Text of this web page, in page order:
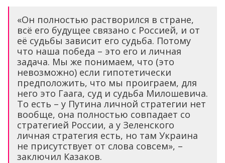
«Он полностью растворился в стране,
всё его будущее связано с Россией, и от
её судьбы зависит его судьба. Потому
что наша победа – это его и личная
задача. Мы же понимаем, что (это
невозможно) если гипотетически
предположить, что мы проиграем, для
него это Гаага, суд и судьба Милошевича.
То есть – у Путина личной стратегии нет
вообще, она полностью совпадает со
стратегией России, а у Зеленского
личная стратегия есть, но там Украина
не присутствует от слова совсем», –
заключил Казаков.